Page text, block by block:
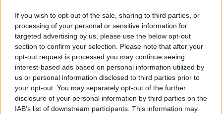
If you wish to opt-out of the sale, sharing to third parties, or
processing of your personal or sensitive information for
targeted advertising by us, please use the below opt-out
section to confirm your selection. Please note that after your
opt-out request is processed you may continue seeing
interest-based ads based on personal information utilized by
us or personal information disclosed to third parties prior to
your opt-out. You may separately opt-out of the further
disclosure of your personal information by third parties on the
IAB’s list of downstream participants. This information may
Ακολουθήστε τοNEWSBEASTστοGoogle News
και μάθετε πρώτοι όλες τις ειδήσεις